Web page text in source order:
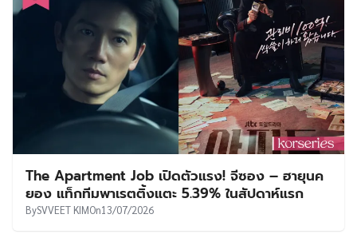
The Apartment Job เปิดตัวแรง! จีซอง – ฮายุนค
ยอง แท็กทีมพาเรตติ้งแตะ 5.39% ในสัปดาห์แรก
BySVVEET KIMOn13/07/2026